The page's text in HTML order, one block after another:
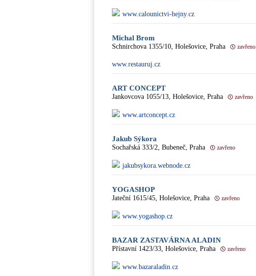
www.calounictvi-hejny.cz
Michal Brom
Schnirchova 1355/10, Holešovice, Praha zavřeno
www.restauruj.cz
ART CONCEPT
Jankovcova 1055/13, Holešovice, Praha zavřeno
www.artconcept.cz
Jakub Sýkora
Sochařská 333/2, Bubeneč, Praha zavřeno
jakubsykora.webnode.cz
YOGASHOP
Jateční 1615/45, Holešovice, Praha zavřeno
www.yogashop.cz
BAZAR ZASTAVÁRNA ALADIN
Přístavní 1423/33, Holešovice, Praha zavřeno
www.bazaraladin.cz